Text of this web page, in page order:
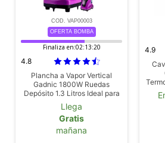
COD. VAP00003
OFERTA BOMBA
Finaliza en:02:13:18
4.8
Plancha a Vapor Vertical
Gadnic 1800W Ruedas
Depósito 1.3 Litros Ideal para
Ropa y Telas Delicadas
Llega
Gratis
mañana
4.9